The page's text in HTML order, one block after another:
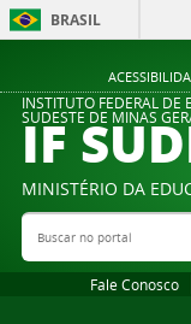
BRASIL
INSTITUTO FEDERAL DE
SUDESTE DE MINAS
IF
MINISTÉRIO DA
Buscar no portal
Fale Conosco